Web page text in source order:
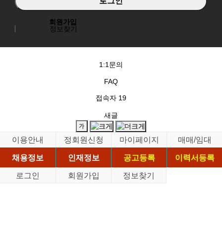
회원가입
정보찾기
1:1문의
FAQ
접속자 19
새글
이용안내 정회원신청 마이페이지
매매/임대
채용정보
인재정보 공고등록
이력서등록
로그인
회원가입 정보찾기